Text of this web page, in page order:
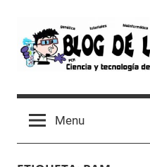
content
Blog
de
Tutoriales,Menu